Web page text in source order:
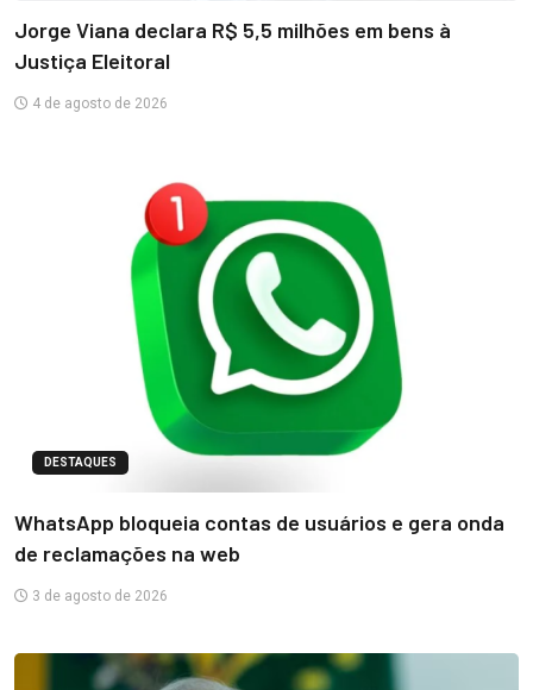
Jorge Viana declara R$ 5,5 milhões em bens à
Justiça Eleitoral
4 de agosto de 2026
DESTAQUES
WhatsApp bloqueia contas de usuários e gera onda
de reclamações na web
3 de agosto de 2026